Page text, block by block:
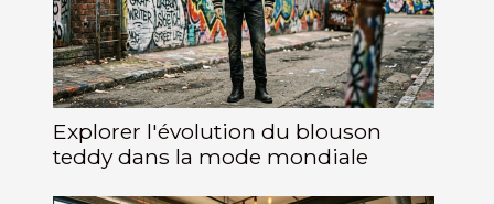
Explorer l'évolution du blouson
teddy dans la mode mondiale